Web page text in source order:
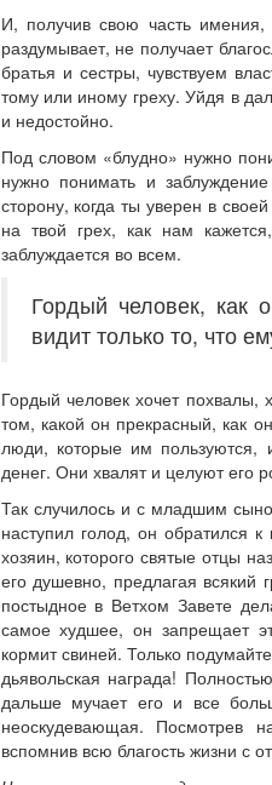
И, получив свою часть
раздумывает, не получает
братья и сестры, чувствуем
тому или иному греху. Уйдя в
и недостойно.
Под словом «блудно» нужно
нужно понимать и
сторону, когда ты уверен в
на твой грех, как нам
заблуждается во всем.
Гордый человек, как
видит только то, что
Гордый человек хочет похвалы,
том, какой он прекрасный, как
люди, которые им пользуются,
денег. Они хвалят и целуют его
Так случилось и с младшим
наступил голод, он обратился
хозяин, которого святые отцы
его душевно, предлагая всякий
постыдное в Ветхом Завете
самое худшее, он запрещает
кормит свиней. Только
дьявольская награда!
дальше мучает его и все
неоскудевающая. Посмотрев
вспомнив всю благость жизни с